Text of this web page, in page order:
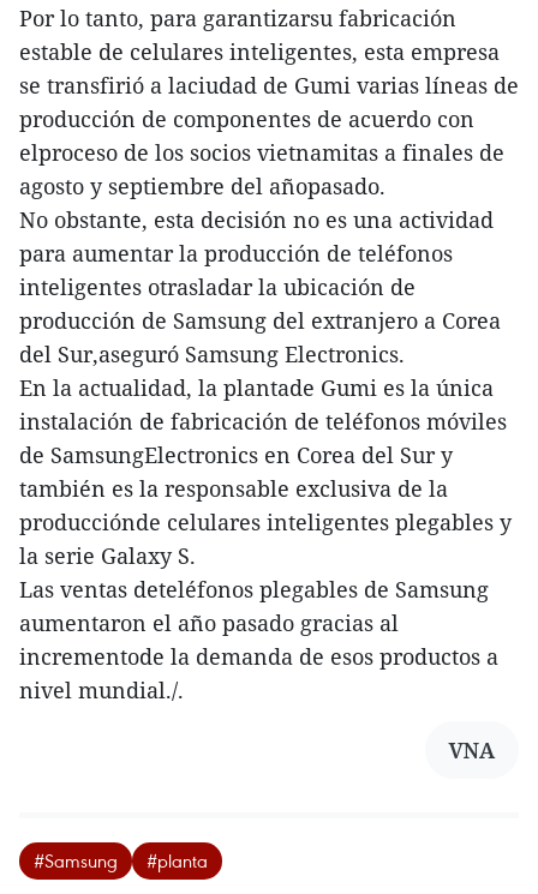
Por lo tanto, para garantizarsu fabricación
estable de celulares inteligentes, esta empresa
se transfirió a laciudad de Gumi varias líneas de
producción de componentes de acuerdo con
elproceso de los socios vietnamitas a finales de
agosto y septiembre del añopasado.
No obstante, esta decisión no es una actividad
para aumentar la producción de teléfonos
inteligentes otrasladar la ubicación de
producción de Samsung del extranjero a Corea
del Sur,aseguró Samsung Electronics.
En la actualidad, la plantade Gumi es la única
instalación de fabricación de teléfonos móviles
de SamsungElectronics en Corea del Sur y
también es la responsable exclusiva de la
producciónde celulares inteligentes plegables y
la serie Galaxy S.
Las ventas deteléfonos plegables de Samsung
aumentaron el año pasado gracias al
incrementode la demanda de esos productos a
nivel mundial./.
VNA
#Samsung #planta